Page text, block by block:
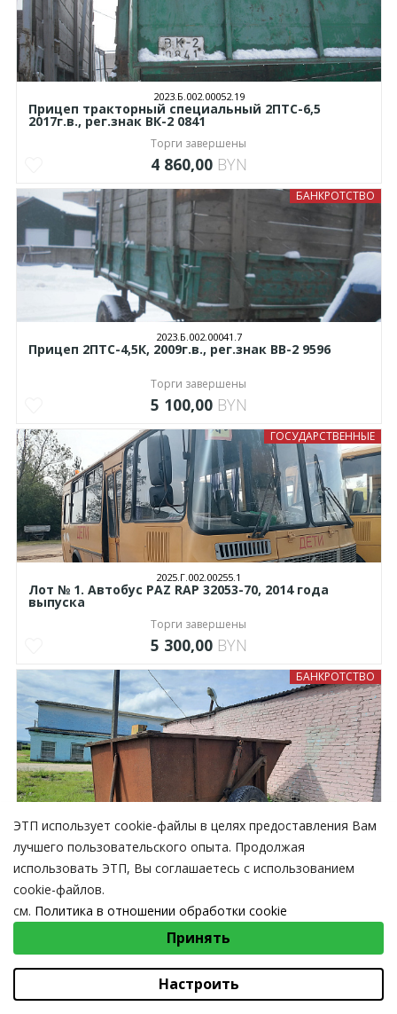
2023.Б.002.00052.19
Прицеп тракторный специальный 2ПТС-6,5
2017г.в., рег.знак ВК-2 0841
Торги завершены
4 860,00 BYN
БАНКРОТСТВО
2023.Б.002.00041.7
Прицеп 2ПТС-4,5К, 2009г.в., рег.знак ВВ-2 9596
Торги завершены
5 100,00 BYN
ГОСУДАРСТВЕННЫЕ
2025.Г.002.00255.1
Лот № 1. Автобус РAZ RAP 32053-70, 2014 года
выпуска
Торги завершены
5 300,00 BYN
БАНКРОТСТВО
2022.Б.002.00098.5
Полуприцеп тракторный самосвальный ПТС-6
Торги завершены
ГОСУДАРСТВЕННЫЕ
-50%
ЭТП использует cookie-файлы в целях предоставления Вам
лучшего пользовательского опыта. Продолжая
использовать ЭТП, Вы соглашаетесь с использованием
cookie-файлов.
см. Политика в отношении обработки cookie
ВЫБЕРИТЕ НАСТРОЙКИ COOKIE
Функциональные/Статистические
Принять
Настроить